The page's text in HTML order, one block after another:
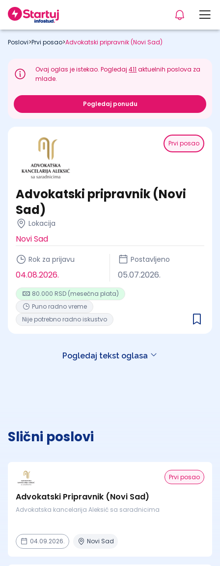
Poslovi>Prvi posao>Advokatski pripravnik (Novi Sad)
Ovaj oglas je istekao. Pogledaj411 aktuelnih poslova za
mlade.
Pogledaj ponudu
Prvi posao
Advokatski pripravnik (Novi
Sad)
Lokacija
Novi Sad
Rok za prijavu
04.08.2026.
Postavljeno
05.07.2026.
80.000 RSD (mesečna plata)
Puno radno vreme
Nije potrebno radno iskustvo
Pogledaj tekst oglasa
Slični poslovi
Prvi posao
Advokatski Pripravnik (Novi Sad)
Advokatska kancelarija Aleksić sa saradnicima
04.09.2026. Novi Sad